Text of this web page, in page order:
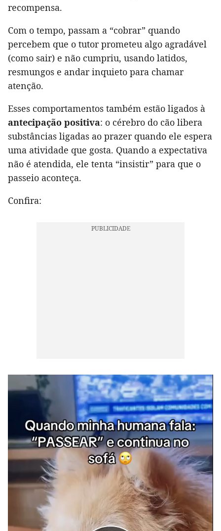
recompensa.
Com o tempo, passam a “cobrar” quando
percebem que o tutor prometeu algo agradável
(como sair) e não cumpriu, usando latidos,
resmungos e andar inquieto para chamar
atenção.
Esses comportamentos também estão ligados à
antecipação positiva: o cérebro do cão libera
substâncias ligadas ao prazer quando ele espera
uma atividade que gosta. Quando a expectativa
não é atendida, ele tenta “insistir” para que o
passeio aconteça.
Confira: